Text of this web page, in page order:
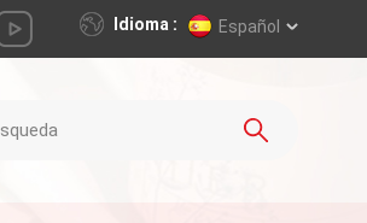
Idioma : Español